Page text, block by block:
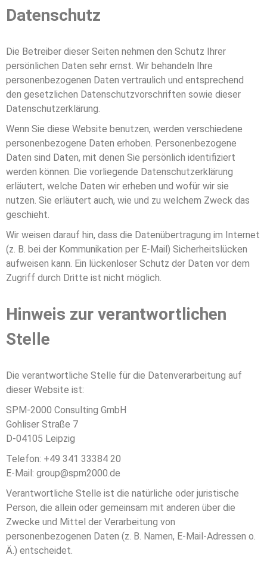
Datenschutz
Die Betreiber dieser Seiten nehmen den Schutz Ihrer
persönlichen Daten sehr ernst. Wir behandeln Ihre
personenbezogenen Daten vertraulich und entsprechend
den gesetzlichen Datenschutzvorschriften sowie dieser
Datenschutzerklärung.
Wenn Sie diese Website benutzen, werden verschiedene
personenbezogene Daten erhoben. Personenbezogene
Daten sind Daten, mit denen Sie persönlich identifiziert
werden können. Die vorliegende Datenschutzerklärung
erläutert, welche Daten wir erheben und wofür wir sie
nutzen. Sie erläutert auch, wie und zu welchem Zweck das
geschieht.
Wir weisen darauf hin, dass die Datenübertragung im Internet
(z. B. bei der Kommunikation per E-Mail) Sicherheitslücken
aufweisen kann. Ein lückenloser Schutz der Daten vor dem
Zugriff durch Dritte ist nicht möglich.
Hinweis zur verantwortlichen
Stelle
Die verantwortliche Stelle für die Datenverarbeitung auf
dieser Website ist:
SPM-2000 Consulting GmbH
Gohliser Straße 7
D-04105 Leipzig
Telefon: +49 341 33384 20
E-Mail: group@spm2000.de
Verantwortliche Stelle ist die natürliche oder juristische
Person, die allein oder gemeinsam mit anderen über die
Zwecke und Mittel der Verarbeitung von
personenbezogenen Daten (z. B. Namen, E-Mail-Adressen o.
Ä.) entscheidet.